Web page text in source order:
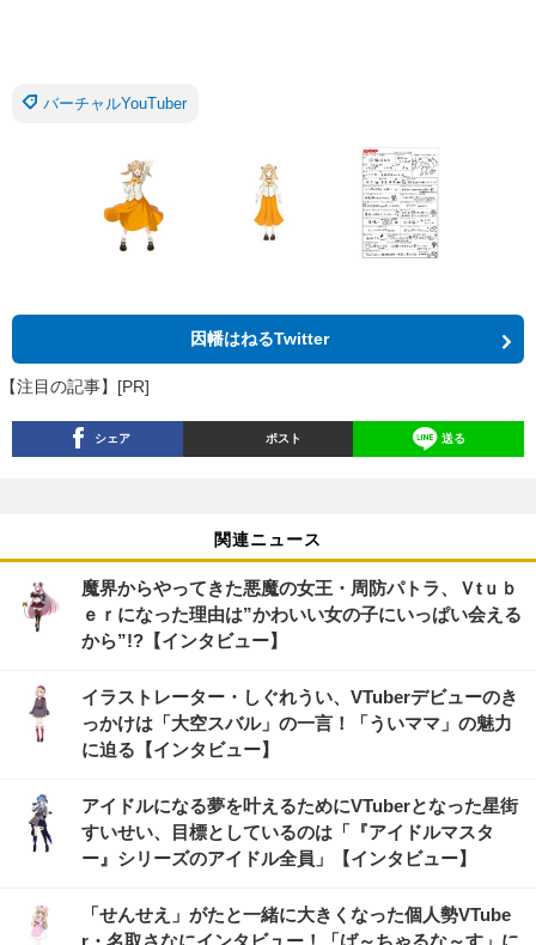
バーチャルYouTuber
因幡はねるTwitter
【注目の記事】[PR]
シェア ポスト 送る
関連ニュース
魔界からやってきた悪魔の女王・周防パトラ、Ｖtｕｂ
ｅｒになった理由は”かわいい女の子にいっぱい会える
から”!?【インタビュー】
イラストレーター・しぐれうい、VTuberデビューのき
っかけは「大空スバル」の一言！「ういママ」の魅力
に迫る【インタビュー】
アイドルになる夢を叶えるためにVTuberとなった星街
すいせい、目標としているのは「『アイドルマスタ
ー』シリーズのアイドル全員」【インタビュー】
「せんせえ」がたと一緒に大きくなった個人勢VTube